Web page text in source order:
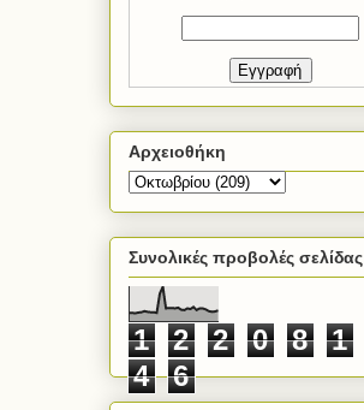
Αρχειοθήκη
Συνολικές προβολές σελίδας
1 2 2 0 8
1
4
6